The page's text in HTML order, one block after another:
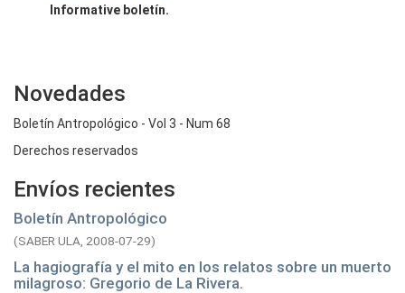
Informative boletín.
Novedades
Boletín Antropológico - Vol 3 - Num 68
Derechos reservados
Envíos recientes
Boletín Antropológico
(SABER ULA, 2008-07-29)
La hagiografía y el mito en los relatos sobre un muerto
milagroso: Gregorio de La Rivera.